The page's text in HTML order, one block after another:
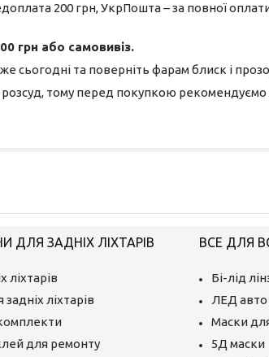
200 грн, УкрПошта – за повної
грн або самовивіз.
сьогодні та поверніть фарам блиск і
тому перед покупкою рекомендуємо
ДЛЯ ЗАДНІХ ЛІХТАРІВ
ліхтарів
ліхтарів
для ремонту
ВСЕ ДЛЯ
Бі-лід
ЛЕД
Маски
5Д маски